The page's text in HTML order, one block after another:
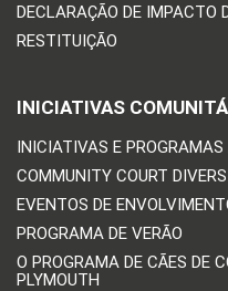
DECLARAÇÃO DE IMPACTO
RESTITUIÇÃO
INICIATIVAS
INICIATIVAS E
COMMUNITY COURT
EVENTOS DE
PROGRAMA DE VERÃO
O PROGRAMA DE CÃES DE
PLYMOUTH